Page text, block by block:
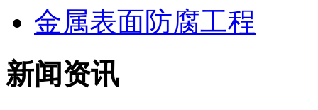
金属表面防腐工程
新闻资讯